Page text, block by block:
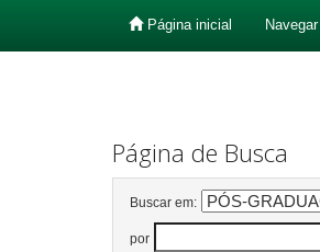
Página inicial Navegar
Página de Busca
Buscar em:
por